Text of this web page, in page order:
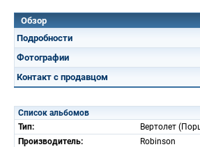
Обзор
Подробности
Фотографии
Контакт с продавцом
Список альбомов
Тип:
Вертолет
Производитель:
Robinson